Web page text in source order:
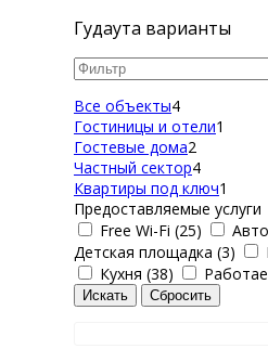
Гудаута варианты
Все объекты4
Гостиницы и отели1
Гостевые дома2
Частный сектор4
Квартиры под ключ1
Предоставляемые услуги
Free Wi-Fi (25)
Детская площадка (3)
Кухня (38)